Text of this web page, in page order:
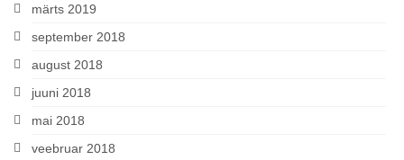
märts 2019
september 2018
august 2018
juuni 2018
mai 2018
veebruar 2018